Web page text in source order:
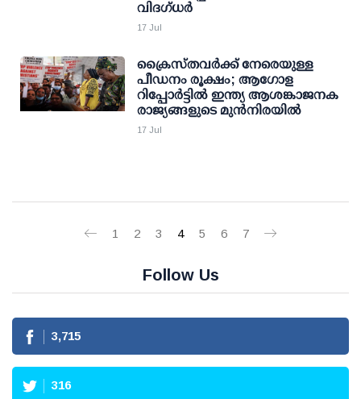
വിദഗ്ധർ
17 Jul
ക്രൈസ്തവർക്ക് നേരെയുള്ള
പീഡനം രൂക്ഷം; ആഗോള
റിപ്പോർട്ടിൽ ഇന്ത്യ ആശങ്കാജനക
രാജ്യങ്ങളുടെ മുൻനിരയിൽ
17 Jul
1 2 3 4 5 6 7
Follow Us
3,715
316